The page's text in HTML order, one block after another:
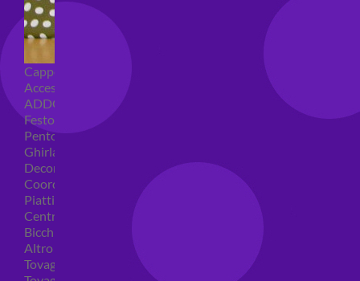
Cappellini per feste
Accessori per feste
ADDOBBI COMPLEANNO
Festoni compleanno
Pentolacce
Ghirlande decorative
Decorazioni tavola
Coordinati tavola per feste
Piatti compleanno
Centrotavola
Bicchieri feste
Altro
Tovaglioli